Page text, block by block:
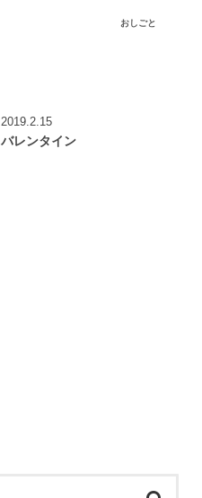
おしごと
2019.2.15
バレンタイン